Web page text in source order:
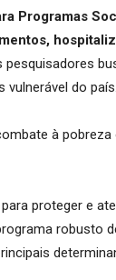
Programas
vulnerável do país.
à
proteger e
robusto